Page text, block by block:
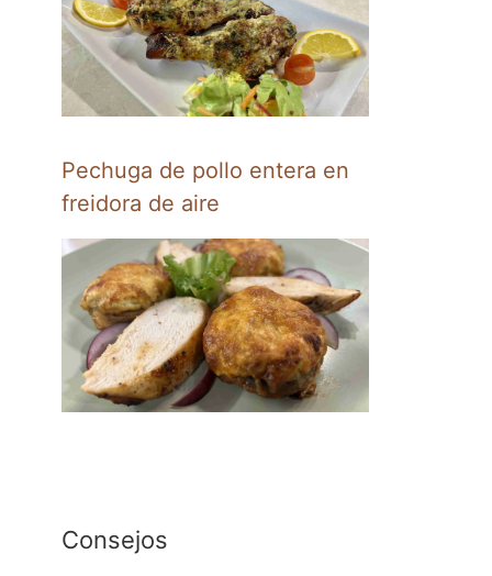
Pechuga de pollo entera en
freidora de aire
Consejos